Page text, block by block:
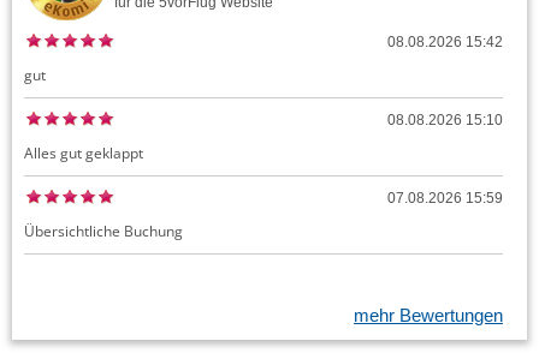
08.08.2026 15:42
gut
08.08.2026 15:10
Alles gut geklappt
07.08.2026 15:59
Übersichtliche Buchung
mehr Bewertungen